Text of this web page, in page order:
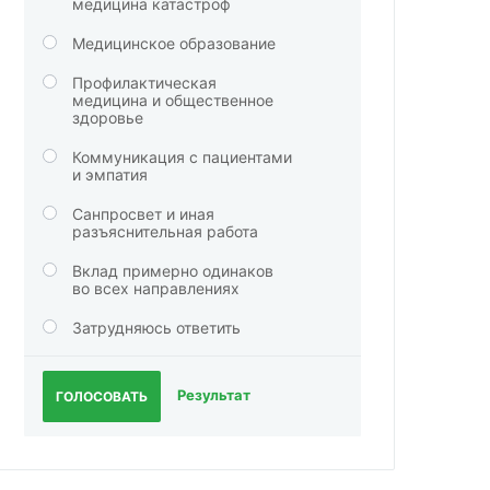
медицина катастроф
Медицинское образование
Профилактическая
медицина и общественное
здоровье
Коммуникация с пациентами
и эмпатия
Санпросвет и иная
разъяснительная работа
Вклад примерно одинаков
во всех направлениях
Затрудняюсь ответить
ГОЛОСОВАТЬ Результат